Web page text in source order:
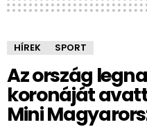
HÍREK SPORT
Az ország
koronáját
Mini